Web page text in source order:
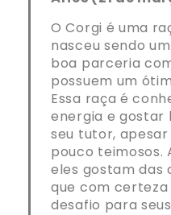
O Corgi é uma
nasceu sendo
boa parceria
possuem um
Essa raça é
energia e gostar
seu tutor,
pouco teimosos.
eles gostam das
que com
desafio para